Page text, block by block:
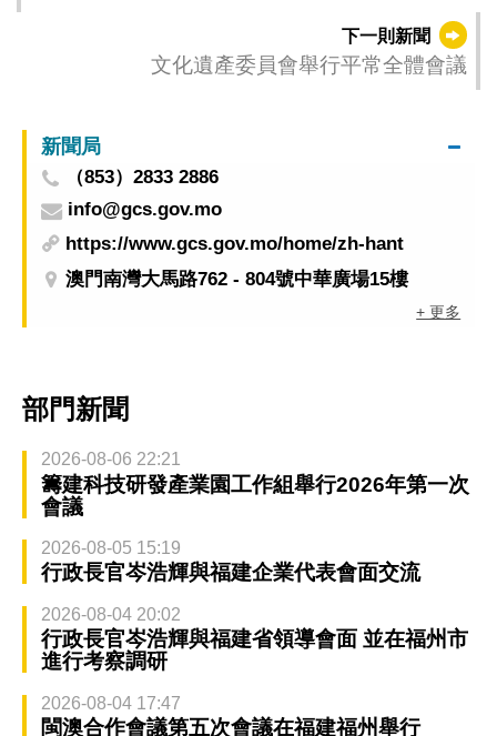
下一則新聞
文化遺產委員會舉行平常全體會議
新聞局
（853）2833 2886
info@gcs.gov.mo
https://www.gcs.gov.mo/home/zh-hant
澳門南灣大馬路762 - 804號中華廣場15樓
+ 更多
部門新聞
2026-08-06 22:21
籌建科技研發產業園工作組舉行2026年第一次
會議
2026-08-05 15:19
行政長官岑浩輝與福建企業代表會面交流
2026-08-04 20:02
行政長官岑浩輝與福建省領導會面 並在福州市
進行考察調研
2026-08-04 17:47
閩澳合作會議第五次會議在福建福州舉行